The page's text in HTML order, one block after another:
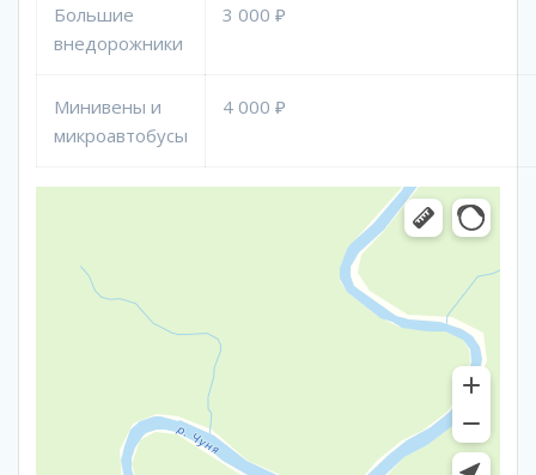
Большие
внедорожники
3 000 ₽
Минивены и
микроавтобусы
4 000 ₽